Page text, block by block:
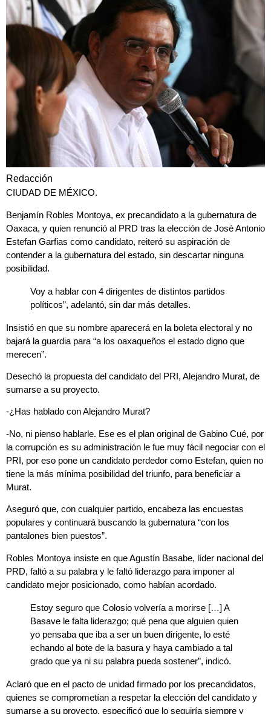
Redacción
CIUDAD DE MÉXICO.
Benjamín Robles Montoya, ex precandidato a la gubernatura de
Oaxaca, y quien renunció al PRD tras la elección de José Antonio
Estefan Garfias como candidato, reiteró su aspiración de
contender a la gubernatura del estado, sin descartar ninguna
posibilidad.
Voy a hablar con 4 dirigentes de distintos partidos
políticos”, adelantó, sin dar más detalles.
Insistió en que su nombre aparecerá en la boleta electoral y no
bajará la guardia para “a los oaxaqueños el estado digno que
merecen”.
Desechó la propuesta del candidato del PRI, Alejandro Murat, de
sumarse a su proyecto.
-¿Has hablado con Alejandro Murat?
-No, ni pienso hablarle. Ese es el plan original de Gabino Cué, por
la corrupción es su administración le fue muy fácil negociar con el
PRI, por eso pone un candidato perdedor como Estefan, quien no
tiene la más mínima posibilidad del triunfo, para beneficiar a
Murat.
Aseguró que, con cualquier partido, encabeza las encuestas
populares y continuará buscando la gubernatura “con los
pantalones bien puestos”.
Robles Montoya insiste en queAgustín Basabe, líder nacional del
PRD, faltó a su palabra y le faltó liderazgo para imponer al
candidato mejor posicionado, como habían acordado.
Estoy seguro que Colosio volvería a morirse […] A
Basave le falta liderazgo; qué pena que alguien quien
yo pensaba que iba a ser un buen dirigente, lo esté
echando al bote de la basura y haya cambiado a tal
grado que ya ni su palabra pueda sostener”, indicó.
Aclaró que en el pacto de unidad firmado por los precandidatos,
quienes se comprometían a respetar la elección del candidato y
sumarse a su proyecto, especificó que lo seguiría siempre y